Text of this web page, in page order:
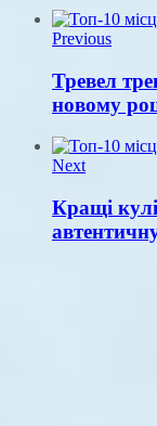
Previous
Тревел
новому
Next
Кращі